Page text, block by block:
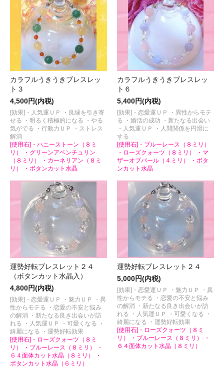
カラフルうきうきブレスレッ
ト３
4,500円(内税)
[効果]・人気運ＵＰ ・良縁を引き寄
せる ・明るく積極的になる ・やる
気がでる ・行動力ＵＰ ・ストレス
解消
[使用石]・ハニーストーン（８ミ
リ） ・グリーンアベンチュリン
（８ミリ） ・カーネリアン（８ミ
リ） ・ボタンカット水晶
カラフルうきうきブレスレッ
ト６
5,400円(内税)
[効果]・恋愛運ＵＰ ・異性からモテ
る ・婚活の成功 ・新たなる出会い
・人気運ＵＰ ・人間関係を円滑に
する
[使用石]・ブルーレース（８ミリ）
・ローズクォーツ（８ミリ） ・マ
ザーオブパール（４ミリ） ・ボタ
ンカット水晶
運勢好転ブレスレット２４
（ボタンカット水晶入）
4,800円(内税)
[効果]・恋愛運ＵＰ ・魅力ＵＰ ・異
性からモテる ・恋愛の不安と悩み
の解消 ・新たなる良き出会いが訪
れる ・人気運ＵＰ ・可愛くなる ・
綺麗になる ・運勢好転効果
[使用石]・ローズクォーツ（８ミ
リ） ・ブルーレース（８ミリ） ・
６４面体カット水晶（８ミリ） ・
ボタンカット水晶（６ミリ）
運勢好転ブレスレット２４
5,000円(内税)
[効果]・恋愛運ＵＰ ・魅力ＵＰ ・異
性からモテる ・恋愛の不安と悩み
の解消 ・新たなる良き出会いが訪
れる ・人気運ＵＰ ・可愛くなる ・
綺麗になる ・運勢好転効果
[使用石]・ローズクォーツ（８ミ
リ） ・ブルーレース（８ミリ） ・
６４面体カット水晶（８ミリ）